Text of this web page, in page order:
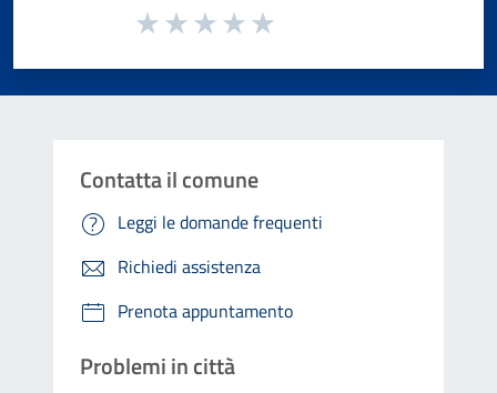
Valuta da 1 a 5 stelle la pagina
Contatta il comune
Leggi le domande frequenti
Richiedi assistenza
Prenota appuntamento
Problemi in città